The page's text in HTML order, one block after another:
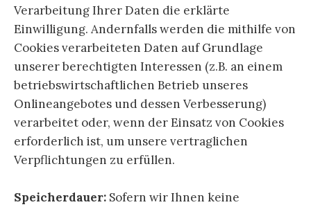
Verarbeitung Ihrer Daten die erklärte
Einwilligung. Andernfalls werden die mithilfe von
Cookies verarbeiteten Daten auf Grundlage
unserer berechtigten Interessen (z.B. an einem
betriebswirtschaftlichen Betrieb unseres
Onlineangebotes und dessen Verbesserung)
verarbeitet oder, wenn der Einsatz von Cookies
erforderlich ist, um unsere vertraglichen
Verpflichtungen zu erfüllen.
Speicherdauer: Sofern wir Ihnen keine